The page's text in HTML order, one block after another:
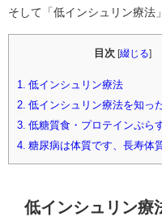
そして「低インシュリン療法
目次 [綴じる]
1.
低インシュリン療法
2. 低インシュリン療法を知っ
3. 低糖質食・プロテインぷら
4. 糖尿病は体質です、長寿体
低インシュリン療